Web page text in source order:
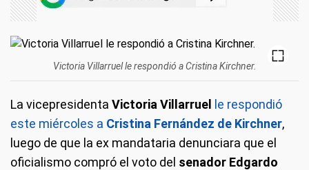
Victoria Villarruel le respondió a Cristina Kirchner.
La vicepresidenta Victoria Villarruel le respondió
este miércoles a Cristina Fernández de Kirchner,
luego de que la ex mandataria denunciara que el
oficialismo compró el voto del senador Edgardo